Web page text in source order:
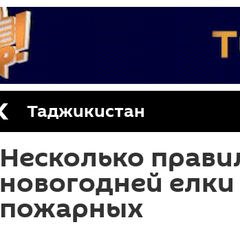
Таджикистан
Несколько
новогодней
пожарных